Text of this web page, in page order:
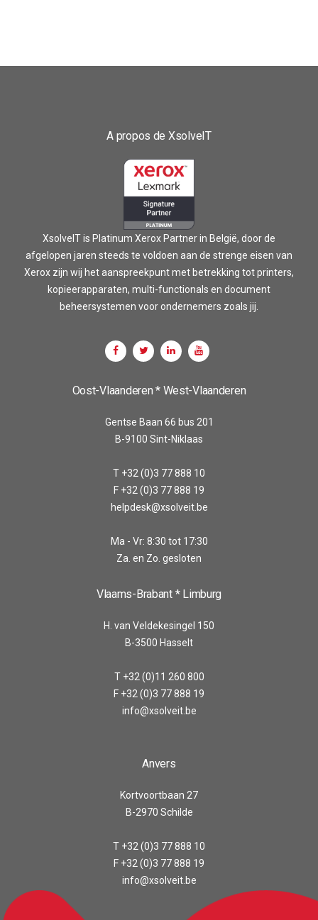
A propos de XsolveIT
XsolveIT is Platinum Xerox Partner in België, door de
afgelopen jaren steeds te voldoen aan de strenge eisen van
Xerox zijn wij het aanspreekpunt met betrekking tot printers,
kopieerapparaten, multi-functionals en document
beheersystemen voor ondernemers zoals jij.
Oost-Vlaanderen * West-Vlaanderen
Gentse Baan 66 bus 201
B-9100 Sint-Niklaas
T +32 (0)3 77 888 10
F +32 (0)3 77 888 19
helpdesk@xsolveit.be
Ma - Vr: 8:30 tot 17:30
Za. en Zo. gesloten
Vlaams-Brabant * Limburg
H. van Veldekesingel 150
B-3500 Hasselt
T +32 (0)11 260 800
F +32 (0)3 77 888 19
info@xsolveit.be
Anvers
Kortvoortbaan 27
B-2970 Schilde
T +32 (0)3 77 888 10
F +32 (0)3 77 888 19
info@xsolveit.be